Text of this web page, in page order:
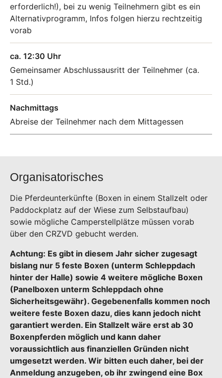
erforderlich!), bei zu wenig Teilnehmern gibt es ein
Alternativprogramm, Infos folgen hierzu rechtzeitig
vorab
ca. 12:30 Uhr
Gemeinsamer Abschlussausritt der Teilnehmer (ca.
1 Std.)
Nachmittags
Abreise der Teilnehmer nach dem Mittagessen
Organisatorisches
Die Pferdeunterkünfte (Boxen in einem Stallzelt oder
Paddockplatz auf der Wiese zum Selbstaufbau)
sowie mögliche Camperstellplätze müssen vorab
über den CRZVD gebucht werden.
Achtung: Es gibt in diesem Jahr sicher zugesagt
bislang nur 5 feste Boxen (unterm Schleppdach
hinter der Halle) sowie 4 weitere mögliche Boxen
(Panelboxen unterm Schleppdach ohne
Sicherheitsgewähr). Gegebenenfalls kommen noch
weitere feste Boxen dazu, dies kann jedoch nicht
garantiert werden. Ein Stallzelt wäre erst ab 30
Boxenpferden möglich und kann daher
voraussichtlich aus finanziellen Gründen nicht
umgesetzt werden. Wir bitten euch daher, bei der
Anmeldung anzugeben, ob ihr zwingend eine Box